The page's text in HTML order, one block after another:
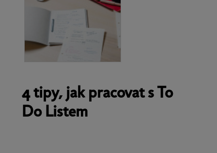
4 tipy, jak pracovat s To
Do Listem